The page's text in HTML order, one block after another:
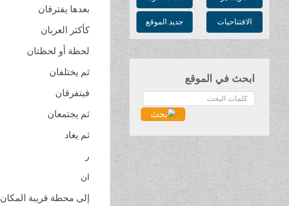
الافتتاحيات جديد الموقع
ابحث في الموقع
البحث...
بعدها يفترقان
كأكثر العربان
لحظة أو لحظتان
ثم يختلفان
فيتفرقان
ثم يجتمعان
ثم يغاد
ر
ان
إلى محطة قريبة المكان